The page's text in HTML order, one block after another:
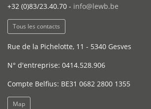
+32 (0)83/23.40.70 - info@lewb.be
Tous les contacts
Rue de la Pichelotte, 11 - 5340 Gesves
N° d'entreprise: 0414.528.906
Compte Belfius: BE31 0682 2800 1355
Map